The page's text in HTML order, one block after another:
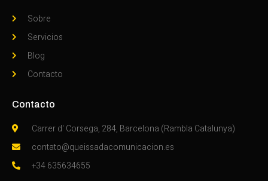
Sobre
Servicios
Blog
Contacto
Contacto
Carrer d' Corsega, 284, Barcelona (Rambla Catalunya)
contato@queissadacomunicacion.es
+34 635634655